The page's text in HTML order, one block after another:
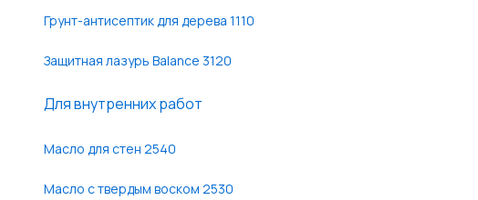
Грунт-антисептик для дерева 1110
Защитная лазурь Balance 3120
Для внутренних работ
Масло для стен 2540
Масло с твердым воском 2530